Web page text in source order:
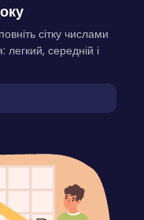
сітку числами
легкий, середній і